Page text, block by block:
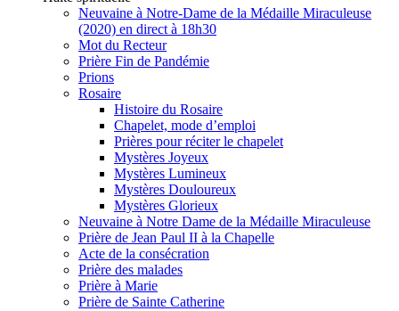
Neuvaine à Notre-Dame de la Médaille Miraculeuse
(2020) en direct à 18h30
Mot du Recteur
Prière Fin de Pandémie
Prions
Rosaire
Histoire du Rosaire
Chapelet, mode d’emploi
Prières pour réciter le chapelet
Mystères Joyeux
Mystères Lumineux
Mystères Douloureux
Mystères Glorieux
Neuvaine à Notre Dame de la Médaille Miraculeuse
Prière de Jean Paul II à la Chapelle
Acte de la consécration
Prière des malades
Prière à Marie
Prière de Sainte Catherine